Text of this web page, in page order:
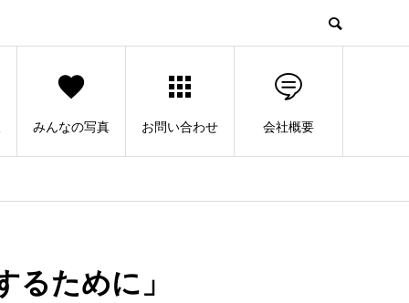
みんなの写真 お問い合わせ 会社概要
ために」